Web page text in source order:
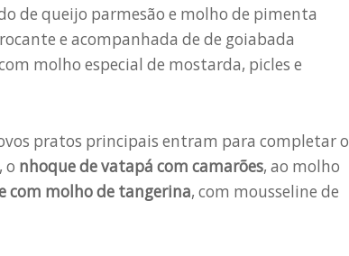
de queijo parmesão e molho de pimenta
e acompanhada de de goiabada
molho especial de mostarda, picles e
pratos principais entram para completar o
, o nhoque de vatapá com camarões, ao molho
com molho de tangerina, com mousseline de